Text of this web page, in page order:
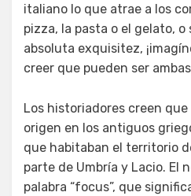
italiano lo que atrae a los
pizza, la pasta o el gelato, o
absoluta exquisitez,
creer que pueden ser
Los historiadores creen
origen en los antiguos
que habitaban el territorio
parte de Umbría y Lacio. El
palabra “focus”, que